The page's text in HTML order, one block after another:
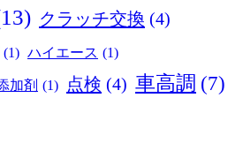
クラッチ交換 (4)
(1) ハイエース (1)
加剤 (1) 点検 (4) 車高調 (7)